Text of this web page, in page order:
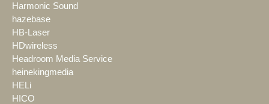
Harmonic Sound
hazebase
HB-Laser
HDwireless
Headroom Media Service
heinekingmedia
HELi
HICO